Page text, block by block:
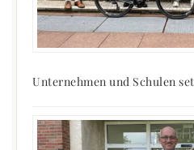
Unternehmen und Schulen